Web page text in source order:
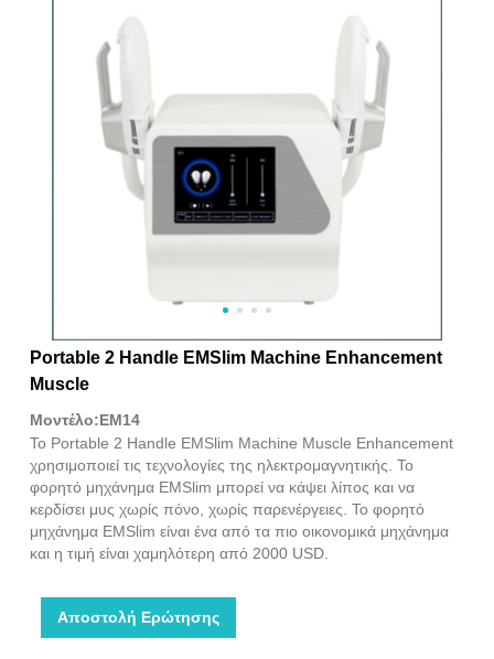
Portable 2 Handle EMSlim Machine Enhancement
Muscle
Μοντέλο:EM14
Το Portable 2 Handle EMSlim Machine Muscle Enhancement
χρησιμοποιεί τις τεχνολογίες της ηλεκτρομαγνητικής. Το
φορητό μηχάνημα EMSlim μπορεί να κάψει λίπος και να
κερδίσει μυς χωρίς πόνο, χωρίς παρενέργειες. Το φορητό
μηχάνημα EMSlim είναι ένα από τα πιο οικονομικά μηχάνημα
και η τιμή είναι χαμηλότερη από 2000 USD.
Αποστολή Ερώτησης